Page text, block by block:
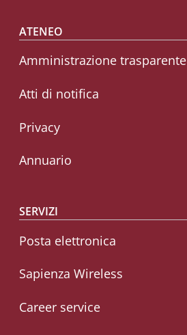
Footer menu
ATENEO
Amministrazione trasparente
Atti di notifica
Privacy
Annuario
SERVIZI
Posta elettronica
Sapienza Wireless
Career service